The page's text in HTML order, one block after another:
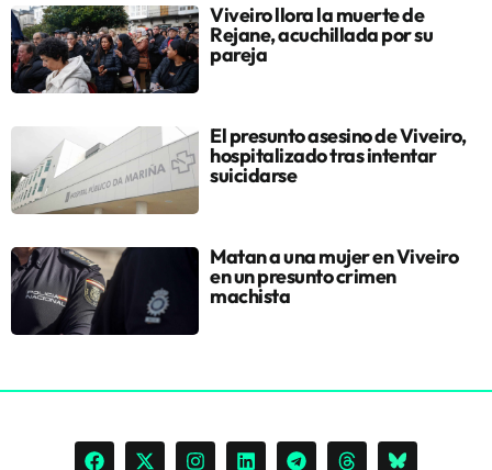
Viveiro llora la muerte de
Rejane, acuchillada por su
pareja
El presunto asesino de Viveiro,
hospitalizado tras intentar
suicidarse
Matan a una mujer en Viveiro
en un presunto crimen
machista